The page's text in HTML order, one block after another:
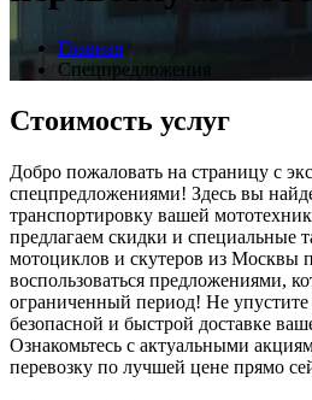
Главная
Спецпредложения
Стоимость услуг
Добро пожаловать на страницу с
спецпредложениями! Здесь вы
транспортировку вашей
предлагаем скидки и специальные
мотоциклов и скутеров из Москвы
воспользоваться предложениями,
ограниченный период! Не
безопасной и быстрой доставке
Ознакомьтесь с актуальными
перевозку по лучшей цене прямо